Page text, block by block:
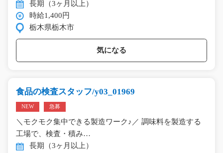
長期（3ヶ月以上）
時給1,400円
栃木県栃木市
気になる
食品の検査スタッフ/y03_01969
NEW 急募
＼モクモク集中できる製造ワーク♪／ 調味料を製造する
工場で、検査・積み…
長期（3ヶ月以上）